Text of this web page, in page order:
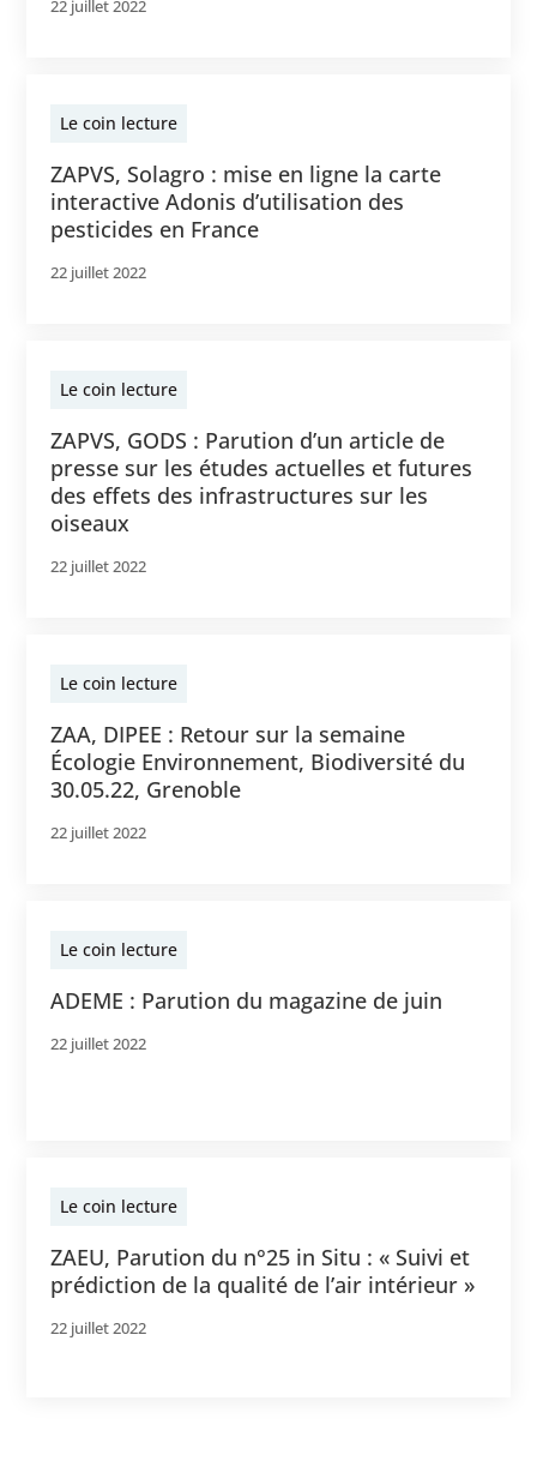
22 juillet 2022
Le coin lecture
ZAPVS, Solagro : mise en ligne la carte
interactive Adonis d’utilisation des
pesticides en France
22 juillet 2022
Le coin lecture
ZAPVS, GODS : Parution d’un article de
presse sur les études actuelles et futures
des effets des infrastructures sur les
oiseaux
22 juillet 2022
Le coin lecture
ZAA, DIPEE : Retour sur la semaine
Écologie Environnement, Biodiversité du
30.05.22, Grenoble
22 juillet 2022
Le coin lecture
ADEME : Parution du magazine de juin
22 juillet 2022
Le coin lecture
ZAEU, Parution du n°25 in Situ : « Suivi et
prédiction de la qualité de l’air intérieur »
22 juillet 2022